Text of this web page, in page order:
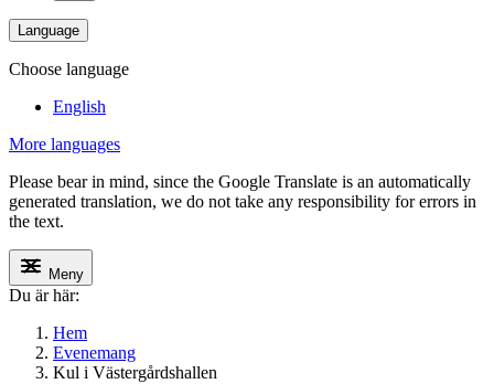
Language
Choose language
English
More languages
Please bear in mind, since the Google Translate is an automatically
generated translation, we do not take any responsibility for errors in
the text.
Meny
Du är här:
Hem
Evenemang
Kul i Västergårdshallen